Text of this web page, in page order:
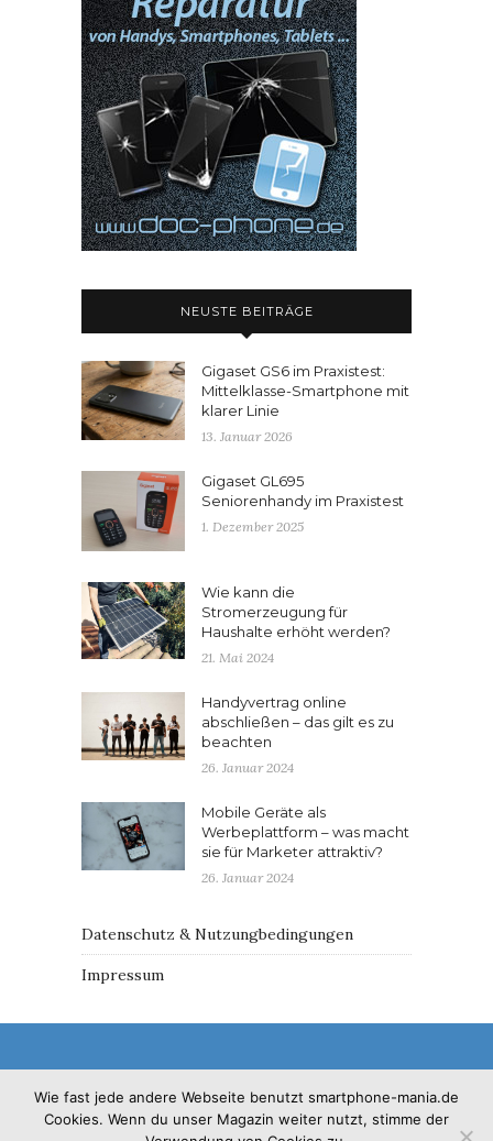
NEUSTE BEITRÄGE
Gigaset GS6 im Praxistest:
Mittelklasse-Smartphone mit
klarer Linie
13. Januar 2026
Gigaset GL695
Seniorenhandy im Praxistest
1. Dezember 2025
Wie kann die
Stromerzeugung für
Haushalte erhöht werden?
21. Mai 2024
Handyvertrag online
abschließen – das gilt es zu
beachten
26. Januar 2024
Mobile Geräte als
Werbeplattform – was macht
sie für Marketer attraktiv?
26. Januar 2024
Datenschutz & Nutzungbedingungen
Impressum
© 2017 - Solo Pine. All Rights Reserved. Designed &
Wie fast jede andere Webseite benutzt smartphone-mania.de
Cookies. Wenn du unser Magazin weiter nutzt, stimme der